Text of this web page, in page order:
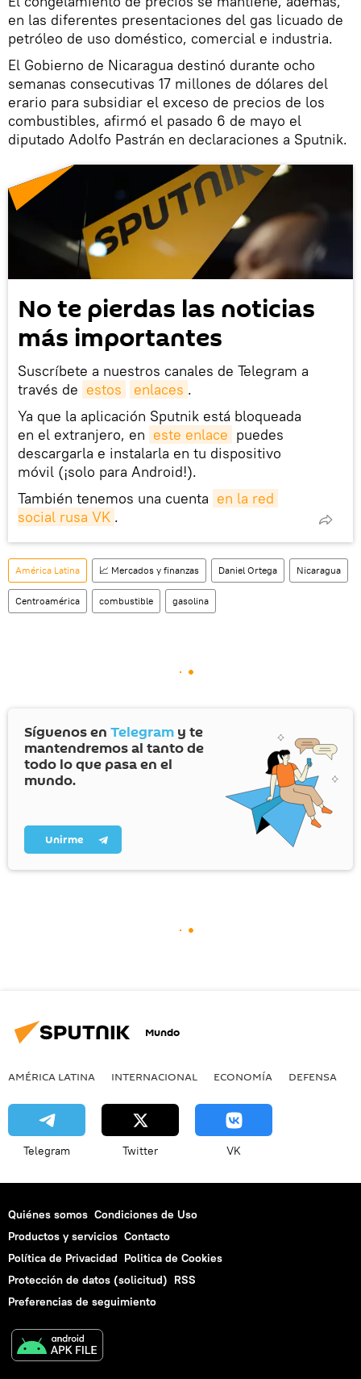
en las diferentes presentaciones del gas licuado de
petróleo de uso doméstico, comercial e industria.
El Gobierno de Nicaragua destinó durante ocho
semanas consecutivas 17 millones de dólares del
erario para subsidiar el exceso de precios de los
combustibles, afirmó el pasado 6 de mayo el
diputado Adolfo Pastrán en declaraciones a Sputnik.
No te pierdas las noticias
más importantes
Suscríbete a nuestros canales de Telegram a
través de estos enlaces .
Ya que la aplicación Sputnik está bloqueada
en el extranjero, en este enlace puedes
descargarla e instalarla en tu dispositivo
móvil (¡solo para Android!).
También tenemos una cuenta en la red
social rusa VK .
América Latina 📈 Mercados y finanzas Daniel Ortega Nicaragua
Centroamérica combustible gasolina
Síguenos en Telegram y te
mantendremos al tanto de
todo lo que pasa en el
mundo.
Unirme
Mundo
AMÉRICA LATINA INTERNACIONAL ECONOMÍA DEFENSA
Telegram Twitter VK
Quiénes somos Condiciones de Uso
Productos y servicios Contacto
Política de Privacidad Politica de Cookies
Protección de datos (solicitud) RSS
Preferencias de seguimiento